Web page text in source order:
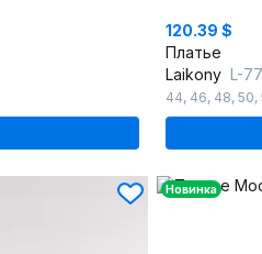
120.39 $
Платье
Laikony L-
44, 46, 48, 50,
Новинка